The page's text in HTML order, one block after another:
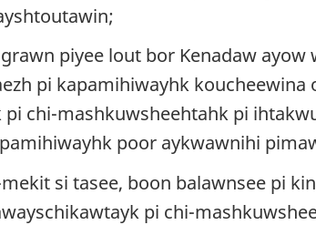
;
piyee lout bor Kenadaw ayow
pi kapamihiwayhk koucheewina
chi-mashkuwsheehtahk pi
poor aykwawnihi
si tasee, boon balawnsee pi
pi chi-